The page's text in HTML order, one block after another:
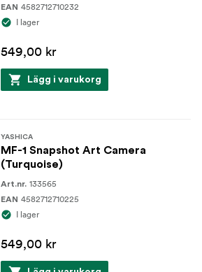
EAN 4582712710232
I lager
549,00 kr
Lägg i varukorg
YASHICA
MF-1 Snapshot Art Camera
(Turquoise)
Art.nr. 133565
EAN 4582712710225
I lager
549,00 kr